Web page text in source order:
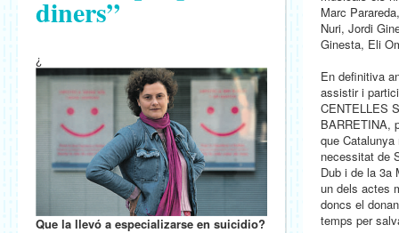
diners”
¿
Que la llevó a especializarse en suicidio?
Marc
Nuri, Jordi
Ginesta, Eli
En definitiva
assistir i
CENTELLES
BARRETINA,
que
necessitat de
Dub i de la 3a
un dels actes
doncs el
temps per